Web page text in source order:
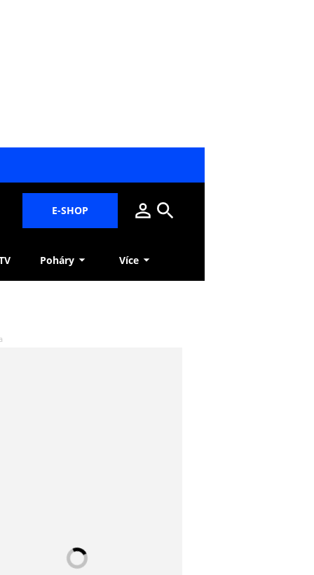
E-SHOP
Poháry Více